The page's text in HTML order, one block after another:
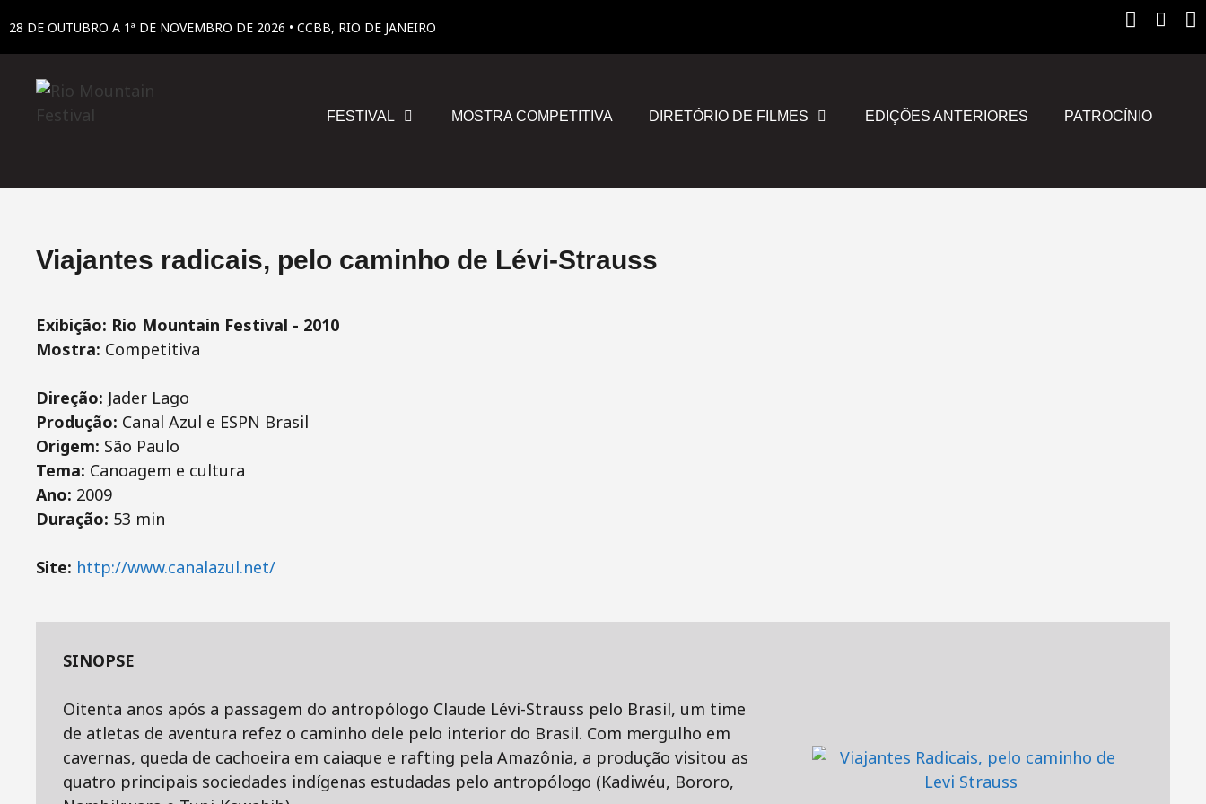
28 DE OUTUBRO A 1ª DE NOVEMBRO DE 2026 • CCBB, RIO DE JANEIRO
FESTIVAL MOSTRA COMPETITIVA DIRETÓRIO DE FILMES EDIÇÕES ANTERIORES PATROCÍNIO
Viajantes radicais, pelo caminho de Lévi-Strauss
Exibição: Rio Mountain Festival - 2010
Mostra: Competitiva
Direção: Jader Lago
Produção: Canal Azul e ESPN Brasil
Origem: São Paulo
Tema: Canoagem e cultura
Ano: 2009
Duração: 53 min
Site: http://www.canalazul.net/
SINOPSE
Oitenta anos após a passagem do antropólogo Claude Lévi-Strauss pelo Brasil, um time
de atletas de aventura refez o caminho dele pelo interior do Brasil. Com mergulho em
cavernas, queda de cachoeira em caiaque e rafting pela Amazônia, a produção visitou as
quatro principais sociedades indígenas estudadas pelo antropólogo (Kadiwéu, Bororo,